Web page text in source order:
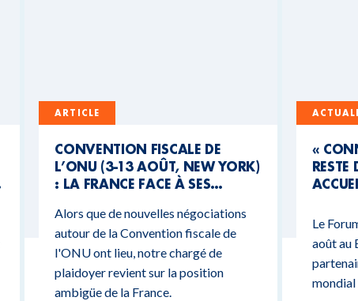
ARTICLE
CONVENTION FISCALE DE
L’ONU (3-13 AOÛT, NEW YORK)
: LA FRANCE FACE À SES
BUDGÉTAIRES
Alors que de nouvelles négociations
autour de la Convention fiscale de
l'ONU ont lieu, notre chargé de
plaidoyer revient sur la position
ambigüe de la France.
«
Le
août au
mondial